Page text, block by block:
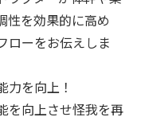
性を効果的に高め
ローをお伝えしま
力を向上！
を向上させ怪我を再